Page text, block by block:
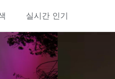
실시간 인기